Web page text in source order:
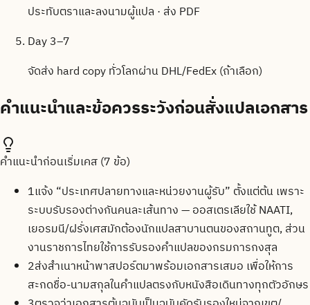
ประทับตราและลงนามผู้แปล · ส่ง PDF
Day 3–7
จัดส่ง hard copy ทั่วโลกผ่าน DHL/FedEx (ถ้าเลือก)
คำแนะนำและข้อควรระวังก่อนสั่งแปลเอกสาร
คำแนะนำก่อนเริ่มเคส (7 ข้อ)
1แจ้ง “ประเทศปลายทางและหน่วยงานผู้รับ” ตั้งแต่ต้น เพราะ
ระบบรับรองต่างกันคนละเส้นทาง — ออสเตรเลียใช้ NAATI,
เยอรมนี/ฝรั่งเศสมักต้องนักแปลสาบานตนของสถานทูต, ส่วน
งานราชการไทยใช้การรับรองคำแปลของกรมการกงสุล
2ส่งสำเนาหน้าพาสปอร์ตมาพร้อมเอกสารเสมอ เพื่อให้การ
สะกดชื่อ-นามสกุลในคำแปลตรงกับหนังสือเดินทางทุกตัวอักษร